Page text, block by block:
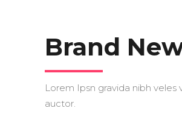
Brand
Lorem Ipsn gravida nibh veles
auctor.